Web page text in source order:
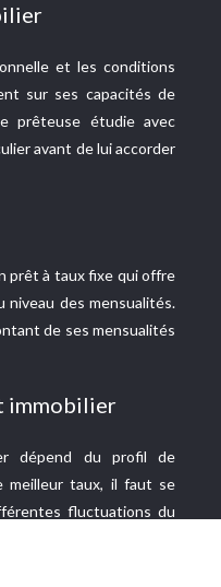
et les conditions
sur ses capacités de
prêteuse étudie avec
avant de lui accorder
prêt à taux fixe qui offre
niveau des mensualités.
de ses mensualités
immobilier
dépend du profil de
meilleur taux, il faut se
fluctuations du